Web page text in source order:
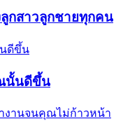
กสาวลูกชายทุกคน
นั้นดีขึ้น